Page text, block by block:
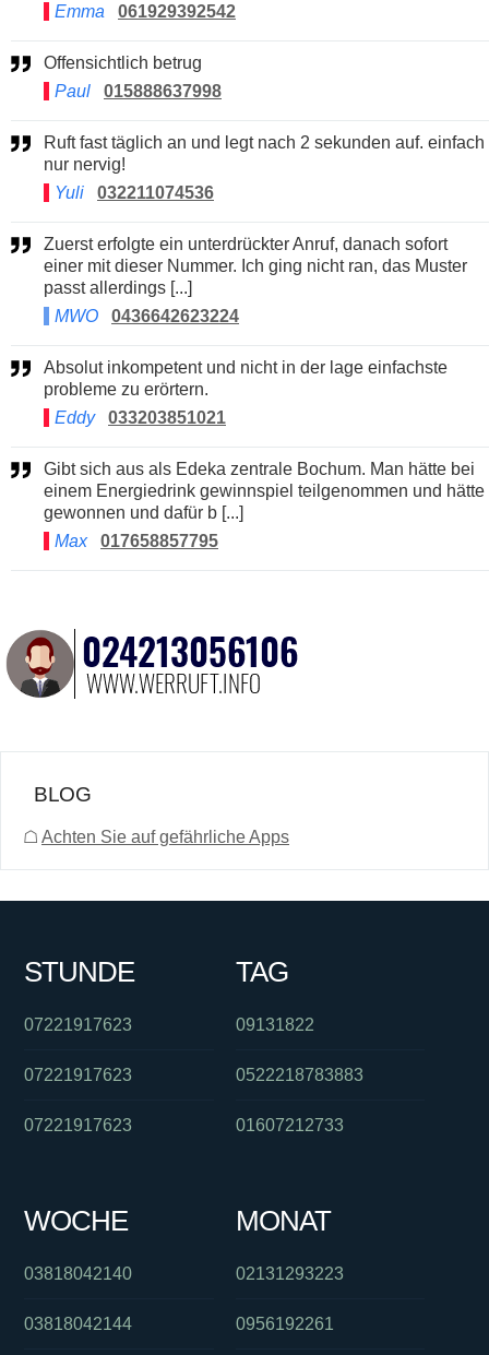
Emma
061929392542
Offensichtlich betrug
Paul
015888637998
Ruft fast täglich an und legt nach 2 sekunden auf. einfach
nur nervig!
Yuli
032211074536
Zuerst erfolgte ein unterdrückter Anruf, danach sofort
einer mit dieser Nummer. Ich ging nicht ran, das Muster
passt allerdings [...]
MWO
0436642623224
Absolut inkompetent und nicht in der lage einfachste
probleme zu erörtern.
Eddy
033203851021
Gibt sich aus als Edeka zentrale Bochum. Man hätte bei
einem Energiedrink gewinnspiel teilgenommen und hätte
gewonnen und dafür b [...]
Max
017658857795
BLOG
☖ Achten Sie auf gefährliche Apps
STUNDE
07221917623
07221917623
07221917623
TAG
09131822
0522218783883
01607212733
WOCHE
03818042140
03818042144
MONAT
02131293223
0956192261